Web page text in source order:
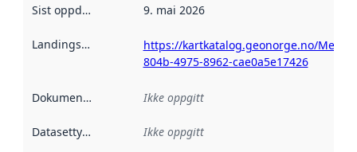
Sist oppdatert 9. mai 2026
Landingsside
https://kartkatalog.geonorge.no/
804b-4975-8962-cae0a5e17426
Dokumentasjon Ikke oppgitt
Datasettype Ikke oppgitt